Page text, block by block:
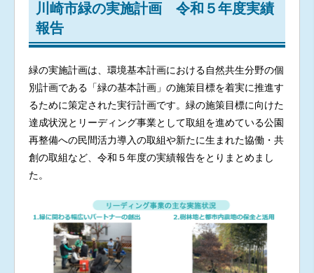
川崎市緑の実施計画 令和５年度実績
報告
緑の実施計画は、環境基本計画における自然共生分野の個
別計画である「緑の基本計画」の施策目標を着実に推進す
るために策定された実行計画です。緑の施策目標に向けた
達成状況とリーディング事業として取組を進めている公園
再整備への民間活力導入の取組や新たに生まれた協働・共
創の取組など、令和５年度の実績報告をとりまとめまし
た。